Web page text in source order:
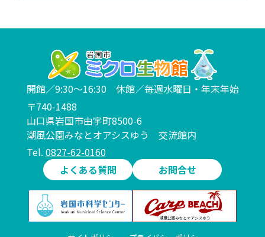
開館／9:30～16:30 休館／毎週水曜日・年末年始
〒740-1488
山口県岩国市由宇町8500-6
潮風公園みなとオアシスゆう 交流館内
Tel. 0827-62-0160
よくある質問
お問合せ